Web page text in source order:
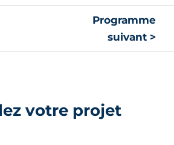
Programme
suivant >
votre projet